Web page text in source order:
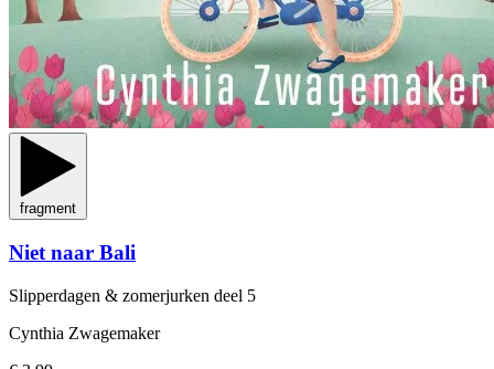
fragment
Niet naar Bali
Slipperdagen & zomerjurken deel 5
Cynthia Zwagemaker